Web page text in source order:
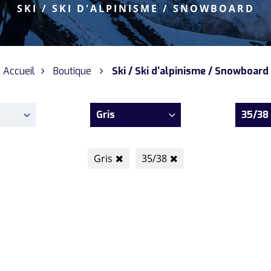
SKI / SKI D'ALPINISME / SNOWBOARD
Accueil Boutique Ski / Ski d'alpinisme / Snowboard
Gris 35/38
Gris 35/38